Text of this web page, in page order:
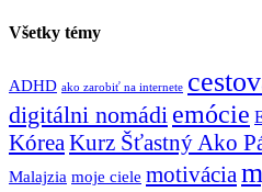
Všetky témy
ADHD ako zarobiť na internete
digitálni nomádi emócie
KóreaKurz Šťastný Ako
Malajzia moje ciele motivácia